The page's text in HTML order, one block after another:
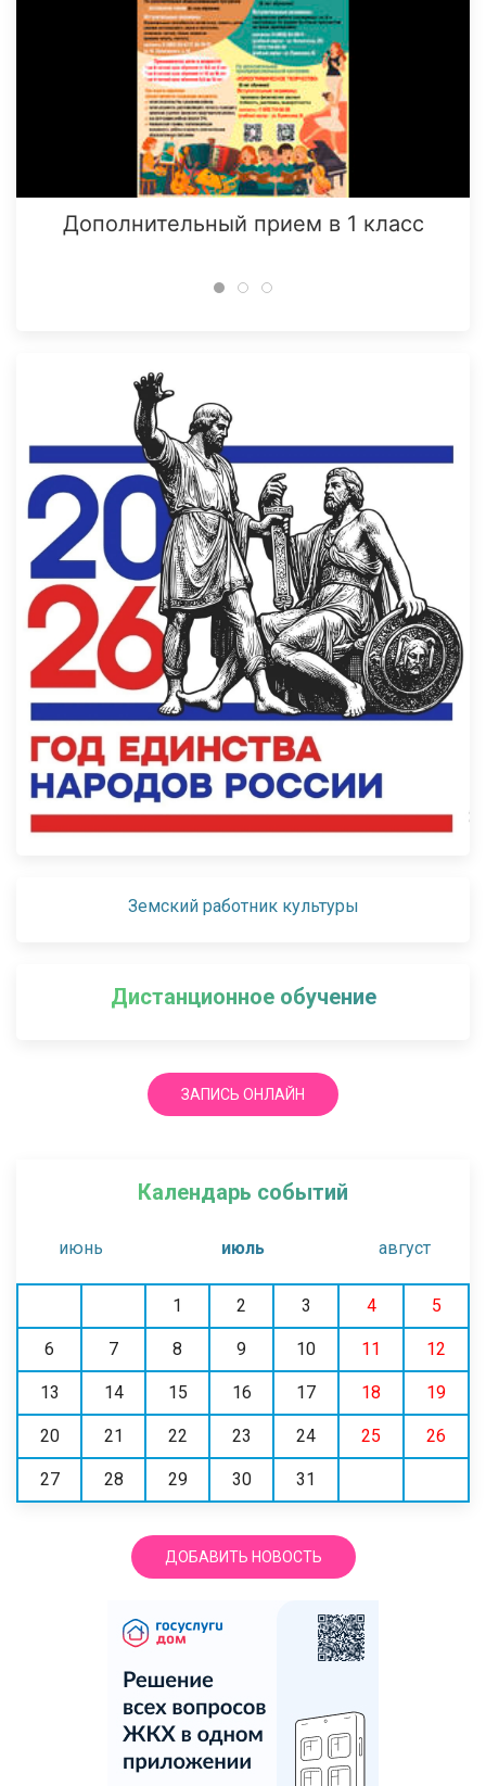
Дополнительный прием в 1 класс
Земский работник культуры
Дистанционное обучение
ЗАПИСЬ ОНЛАЙН
Календарь событий
июнь июль август
1 2 3 4 5
6 7 8 9 10 11 12
13 14 15 16 17 18 19
20 21 22 23 24 25 26
27 28 29 30 31
ДОБАВИТЬ НОВОСТЬ